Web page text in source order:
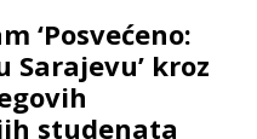
‘Posvećeno:
Sarajevu’ kroz
studenata